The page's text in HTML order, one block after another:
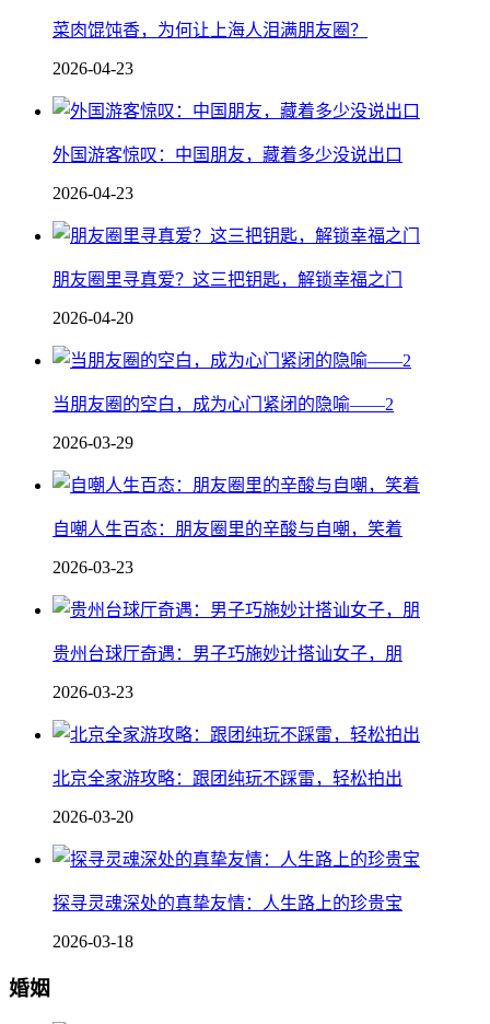
菜肉馄饨香，为何让上海人泪满朋友圈？
2026-04-23
外国游客惊叹：中国朋友，藏着多少没说出口
2026-04-23
朋友圈里寻真爱？这三把钥匙，解锁幸福之门
2026-04-20
当朋友圈的空白，成为心门紧闭的隐喻——2
2026-03-29
自嘲人生百态：朋友圈里的辛酸与自嘲，笑着
2026-03-23
贵州台球厅奇遇：男子巧施妙计搭讪女子，朋
2026-03-23
北京全家游攻略：跟团纯玩不踩雷，轻松拍出
2026-03-20
探寻灵魂深处的真挚友情：人生路上的珍贵宝
2026-03-18
婚姻